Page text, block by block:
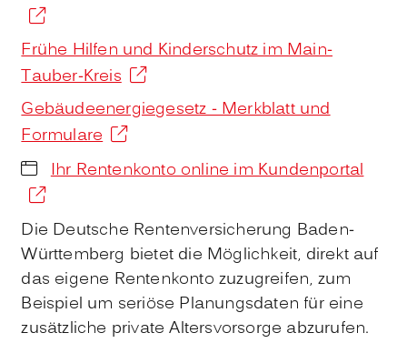
Frühe Hilfen und Kinderschutz im Main-
Tauber-Kreis
Gebäudeenergiegesetz - Merkblatt und
Formulare
Ihr Rentenkonto online im Kundenportal
Die Deutsche Rentenversicherung Baden-
Württemberg bietet die Möglichkeit, direkt auf
das eigene Rentenkonto zuzugreifen, zum
Beispiel um seriöse Planungsdaten für eine
zusätzliche private Altersvorsorge abzurufen.